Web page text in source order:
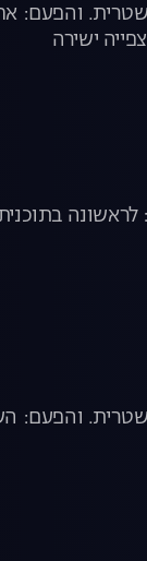
שטרית.
ישירה
לראשונה